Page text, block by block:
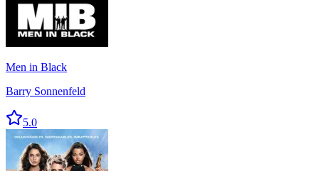
Men in Black
Barry Sonnenfeld
5.0